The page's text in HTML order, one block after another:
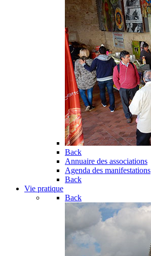
Back
Annuaire des associations
Agenda des manifestations
Back
Vie pratique
Back